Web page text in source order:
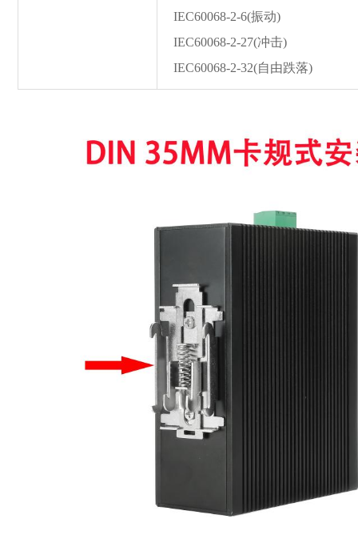
IEC60068-2-6(振动)
IEC60068-2-27(冲击)
IEC60068-2-32(自由跌落)